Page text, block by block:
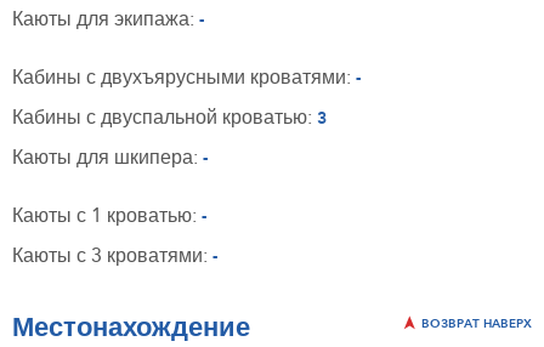
Каюты для экипажа: -
Кабины с двухъярусными кроватями: -
Кабины с двуспальной кроватью: 3
Каюты для шкипера: -
Каюты с 1 кроватью: -
Каюты с 3 кроватями: -
Местонахождение ВОЗВРАТ НАВЕРХ